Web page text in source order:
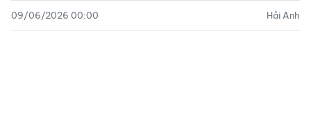
09/06/2026 00:00 Hải Anh